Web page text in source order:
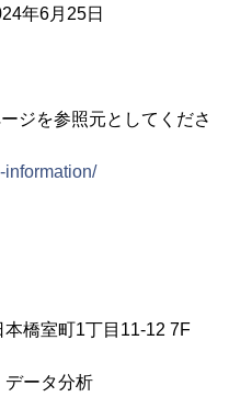
年6月25日
ジを参照元としてくださ
information/
室町1丁目11-12 7F
ータ分析